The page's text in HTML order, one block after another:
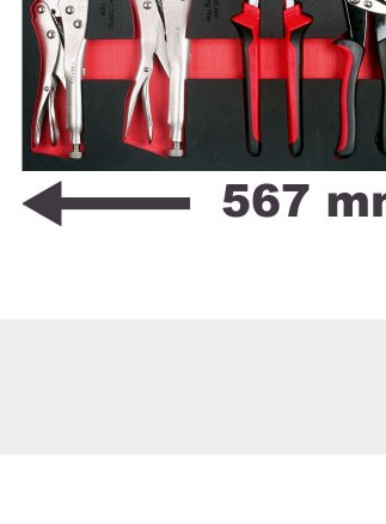
Hoflader / Agrarfahrzeug
Gummiketten Minibagger
Verschleißteile | Ersatzteile